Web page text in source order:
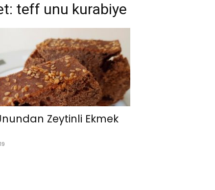
teff unu kurabiye
Zeytinli Ekmek